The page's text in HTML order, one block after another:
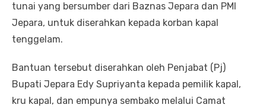
tunai yang bersumber dari Baznas Jepara dan PMI
Jepara, untuk diserahkan kepada korban kapal
tenggelam.
Bantuan tersebut diserahkan oleh Penjabat (Pj)
Bupati Jepara Edy Supriyanta kepada pemilik kapal,
kru kapal, dan empunya sembako melalui Camat